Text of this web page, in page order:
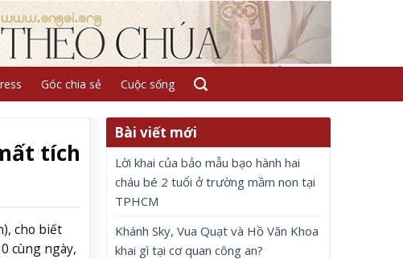
Góc chia sẻ Cuộc sống
tích
cho biết
cùng ngày,
Bài viết mới
Lời khai của bảo mẫu bạo hành hai
cháu bé 2 tuổi ở trường mầm non tại
TPHCM
Khánh Sky, Vua Quạt và Hồ Văn Khoa
khai gì tại cơ quan công an?